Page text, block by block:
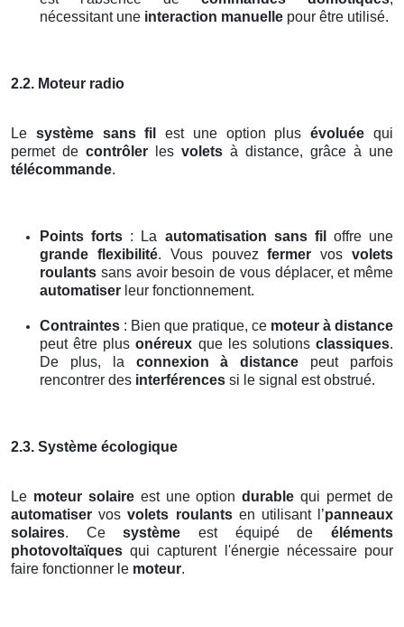
nécessitant une interaction manuelle pour être utilisé.
2.2. Moteur radio
Le système sans fil est une option plusévoluée qui
permet de contrôler les volets à distance, grâce à une
télécommande.
Points forts : La automatisation sans fil
offre une
grande flexibilité. Vous pouvezfermer vosvolets
roulants sans avoir besoin de vous déplacer, et même
automatiser leur fonctionnement.
Contraintes : Bien que pratique, ce moteur à distance
peut être plusonéreux que les solutionsclassiques.
De plus, la connexion à distance peut parfois
rencontrer des interférences si le signal est obstrué.
2.3. Système écologique
Le moteur solaireest une optiondurable qui permet de
automatiser vosvolets roulantsen utilisant l’panneaux
solaires. Cesystème est équipé deéléments
photovoltaïques qui capturent l'énergie nécessaire pour
faire fonctionner le moteur.